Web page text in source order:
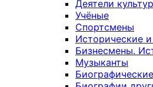
Деятели
Учёные
Спортсмены
Исторические
Бизнесмены.
Музыканты